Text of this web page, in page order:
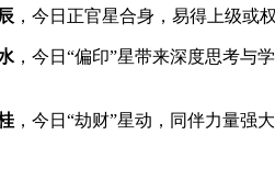
，今日正官星合身，易得上级或
，今日“偏印”星带来深度思考与
，今日“劫财”星动，同伴力量强